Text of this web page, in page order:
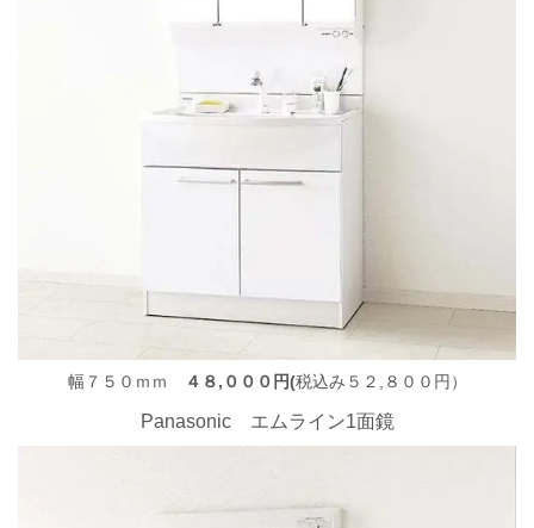
幅７５０ｍｍ ４８,０００円(税込み５２,８００円）
Panasonic エムライン1面鏡